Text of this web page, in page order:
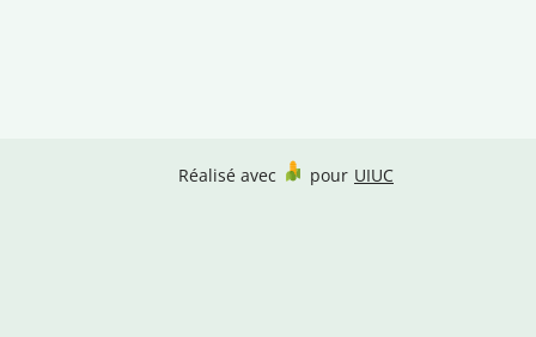
Réalisé avec pour UIUC